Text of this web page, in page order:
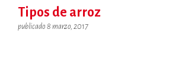
Tipos de arroz
publicado 8 marzo, 2017